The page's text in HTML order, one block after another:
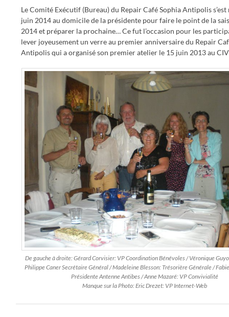
Le Comité Exécutif (Bureau) du Repair Café Sophia Antipolis
juin 2014 au domicile de la présidente pour faire le point de la
2014 et préparer la prochaine… Ce fut l’occasion pour les
lever joyeusement un verre au premier anniversaire du Repair
Antipolis qui a organisé son premier atelier le 15 juin 2013 au
De gauche à droite: Gérard Corvisier: VP Coordination Bénévoles / Véronique
Philippe Caner Secrétaire Général / Madeleine Blesson: Trésorière Générale /
Présidente Antenne Antibes / Anne Mazaré: VP Convivialité
Manque sur la Photo: Eric Drezet: VP Internet-Web